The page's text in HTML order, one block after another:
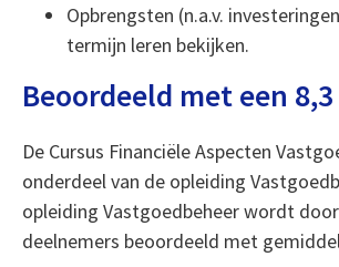
Opbrengsten (n.a.v.
termijn leren bekijken.
Beoordeeld met een 8,3
De Cursus Financiële Aspecten
onderdeel van de opleiding
opleiding Vastgoedbeheer wordt
deelnemers beoordeeld met